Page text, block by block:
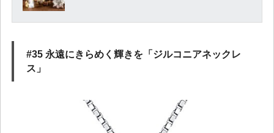
#35 永遠にきらめく輝きを「ジルコニアネックレ
ス」